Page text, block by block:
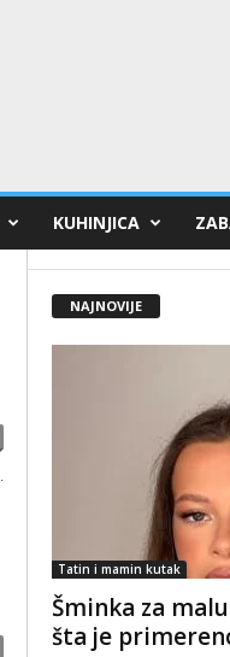
KUHINJICA
NAJNOVIJE
Tatin i mamin kutak
Šminka za
šta je